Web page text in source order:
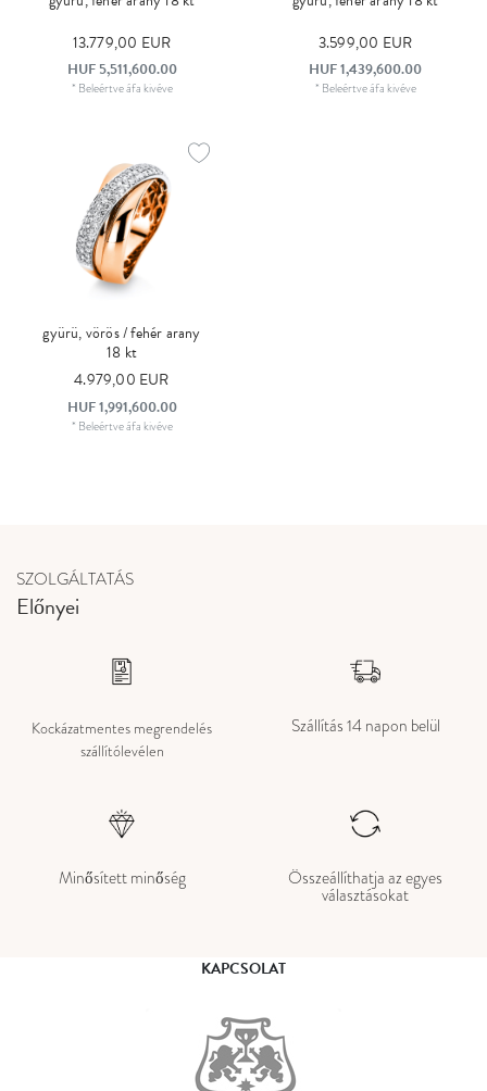
13.779,00 EUR
HUF 5,511,600.00
* Beleértve áfa kivéve
3.599,00 EUR
HUF 1,439,600.00
* Beleértve áfa kivéve
gyürü, vörös / fehér arany
18 kt
4.979,00 EUR
HUF 1,991,600.00
* Beleértve áfa kivéve
SZOLGÁLTATÁS
Előnyei
Kockázatmentes megrendelés
szállítólevélen
Szállítás 14 napon belül
Minősített minőség Összeállíthatja az egyes
választásokat
KAPCSOLAT